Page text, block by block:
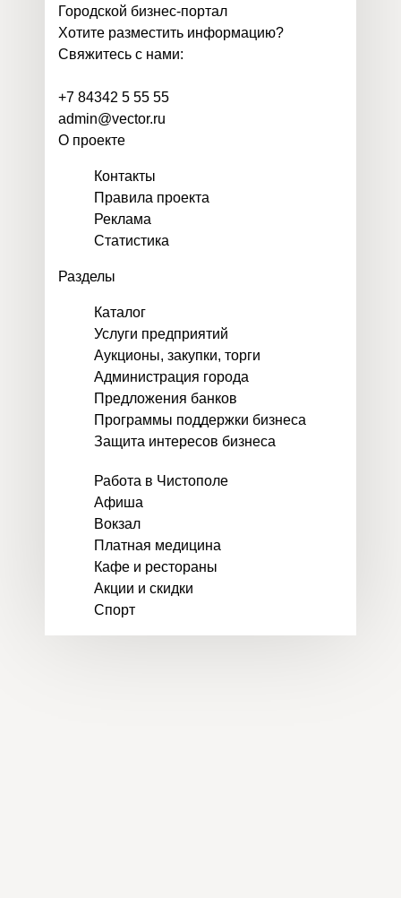
Городской бизнес-портал
Хотите разместить информацию?
Свяжитесь с нами:
+7 84342 5 55 55
admin@vector.ru
О проекте
Контакты
Правила проекта
Реклама
Статистика
Разделы
Каталог
Услуги предприятий
Аукционы, закупки, торги
Администрация города
Предложения банков
Программы поддержки бизнеса
Защита интересов бизнеса
Работа в Чистополе
Афиша
Вокзал
Платная медицина
Кафе и рестораны
Акции и скидки
Спорт